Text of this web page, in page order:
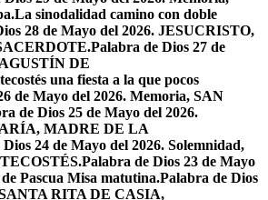
La sinodalidad camino con doble
28 de Mayo del 2026. JESUCRISTO,
Palabra de Dios 27 de
DE
una fiesta a la que pocos
de Mayo del 2026. Memoria, SAN
de Dios 25 de Mayo del 2026.
MADRE DE LA
24 de Mayo del 2026. Solemnidad,
Palabra de Dios 23 de Mayo
Pascua Misa matutina.Palabra de Dios
SANTA RITA DE CASIA,